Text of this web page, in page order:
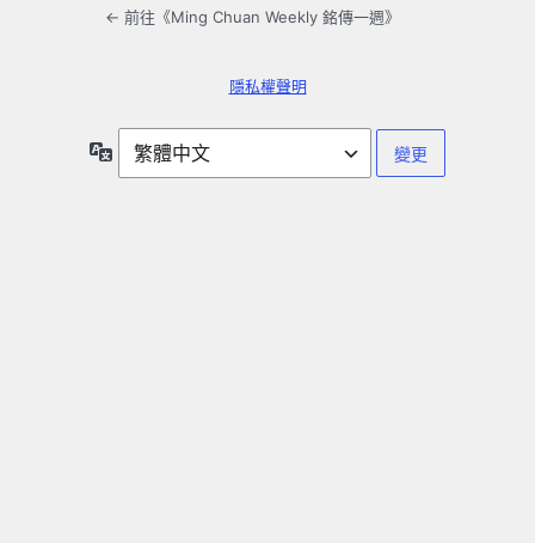
← 前往《Ming Chuan Weekly 銘傳一週》
隱私權聲明
言